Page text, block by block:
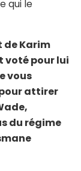
qui le
de Karim
voté pour lui
vous
attirer
du régime